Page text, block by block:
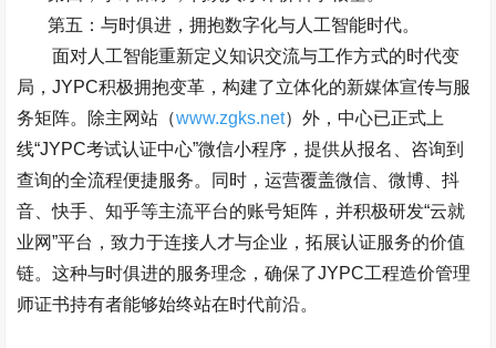
第五：与时俱进，拥抱数字化与人工智能时代。
面对人工智能重新定义知识交流与工作方式的时代变
局，JYPC积极拥抱变革，构建了立体化的新媒体宣传与服
务矩阵。除主网站（www.zgks.net）外，中心已正式上
线“JYPC考试认证中心”微信小程序，提供从报名、咨询到
查询的全流程便捷服务。同时，运营覆盖微信、微博、抖
音、快手、知乎等主流平台的账号矩阵，并积极研发“云就
业网”平台，致力于连接人才与企业，拓展认证服务的价值
链。这种与时俱进的服务理念，确保了JYPC工程造价管理
师证书持有者能够始终站在时代前沿。